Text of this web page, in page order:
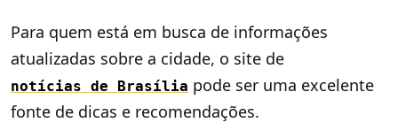
Para quem está em busca de informações
atualizadas sobre a cidade, o site de
notícias de Brasília pode ser uma excelente
fonte de dicas e recomendações.